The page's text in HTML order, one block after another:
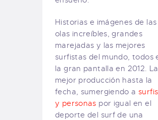
Historias e imágenes de las
olas increíbles, grandes
marejadas y las mejores
surfistas del mundo, todos
la gran pantalla en 2012. La
mejor producción hasta la
fecha, sumergiendo a
y personas por igual en el
deporte del surf de una